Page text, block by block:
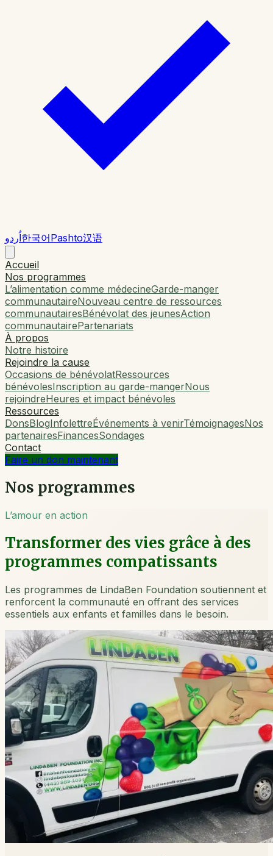
اُردو한국어Pashto汉语
Accueil
Nos programmes
L’alimentation comme médecineGarde-manger
communautaireNouveau centre de ressources
communautairesBénévolat des jeunesAction
communautairePartenariats
À propos
Notre histoire
Rejoindre la cause
Occasions de bénévolatRessources
bénévolesInscription au garde-mangerNous
rejoindreHeures et impact bénévoles
Ressources
DonsBlogInfolettreÉvénements à venirTémoignagesNos
partenairesFinancesSondages
Contact
Faire un don maintenant
Nos programmes
L’amour en action
Transformer des vies grâce à des
programmes compatissants
Les programmes de LindaBen Foundation soutiennent et
renforcent la communauté en offrant des services
essentiels aux enfants et familles dans le besoin.